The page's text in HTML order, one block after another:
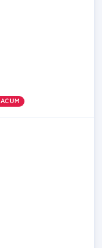
ACUM